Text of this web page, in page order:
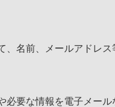
、名前、メールアドレ
必要な情報を電子メー